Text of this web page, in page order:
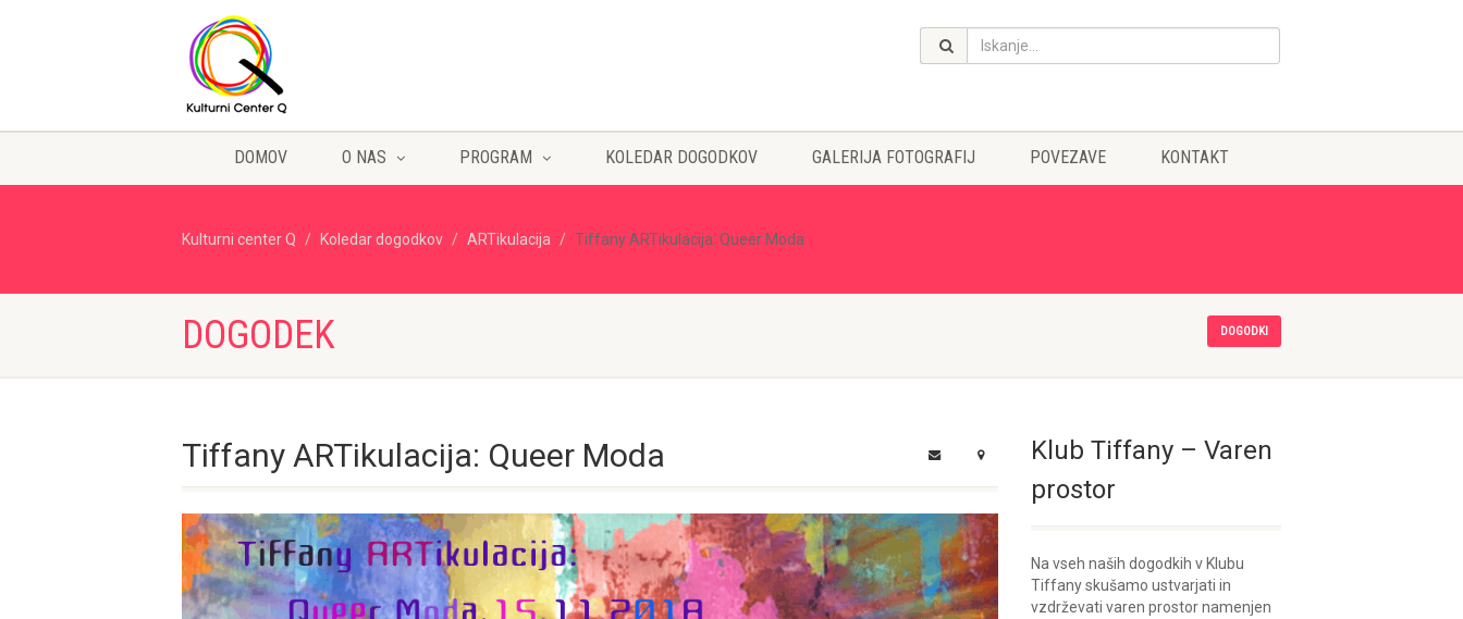
DOMOV O NAS PROGRAM KOLEDAR DOGODKOV GALERIJA FOTOGRAFIJ POVEZAVE KONTAKT
Kulturni center Q Koledar dogodkov ARTikulacija Tiffany ARTikulacija: Queer Moda
DOGODEK DOGODKI
Tiffany ARTikulacija: Queer Moda
Klub Tiffany – Varen
prostor
Na vseh naših dogodkih v Klubu
Tiffany skušamo ustvarjati in
vzdrževati varen prostor namenjen